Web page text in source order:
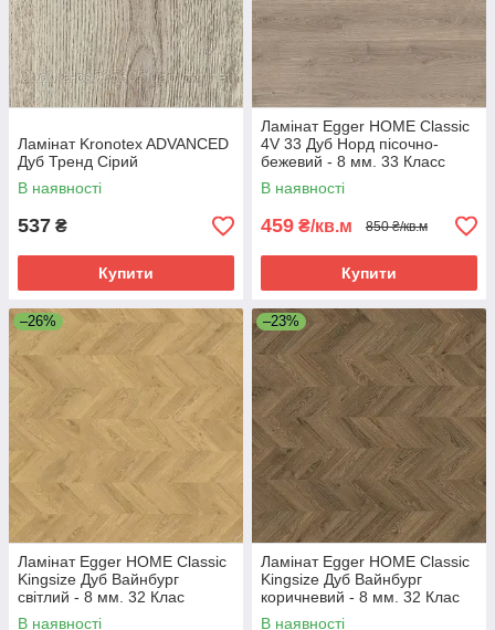
Ламінат Kronotex ADVANCED
Дуб Тренд Сірий
В наявності
537 ₴
Купити
Ламінат Egger HOME Classic
4V 33 Дуб Норд пісочно-
бежевий - 8 мм. 33 Класс
В наявності
459 ₴/кв.м 850 ₴/кв.м
Купити
–26%
Ламінат Egger HOME Classic
Kingsize Дуб Вайнбург
світлий - 8 мм. 32 Клас
В наявності
–23%
Ламінат Egger HOME Classic
Kingsize Дуб Вайнбург
коричневий - 8 мм. 32 Клас
В наявності